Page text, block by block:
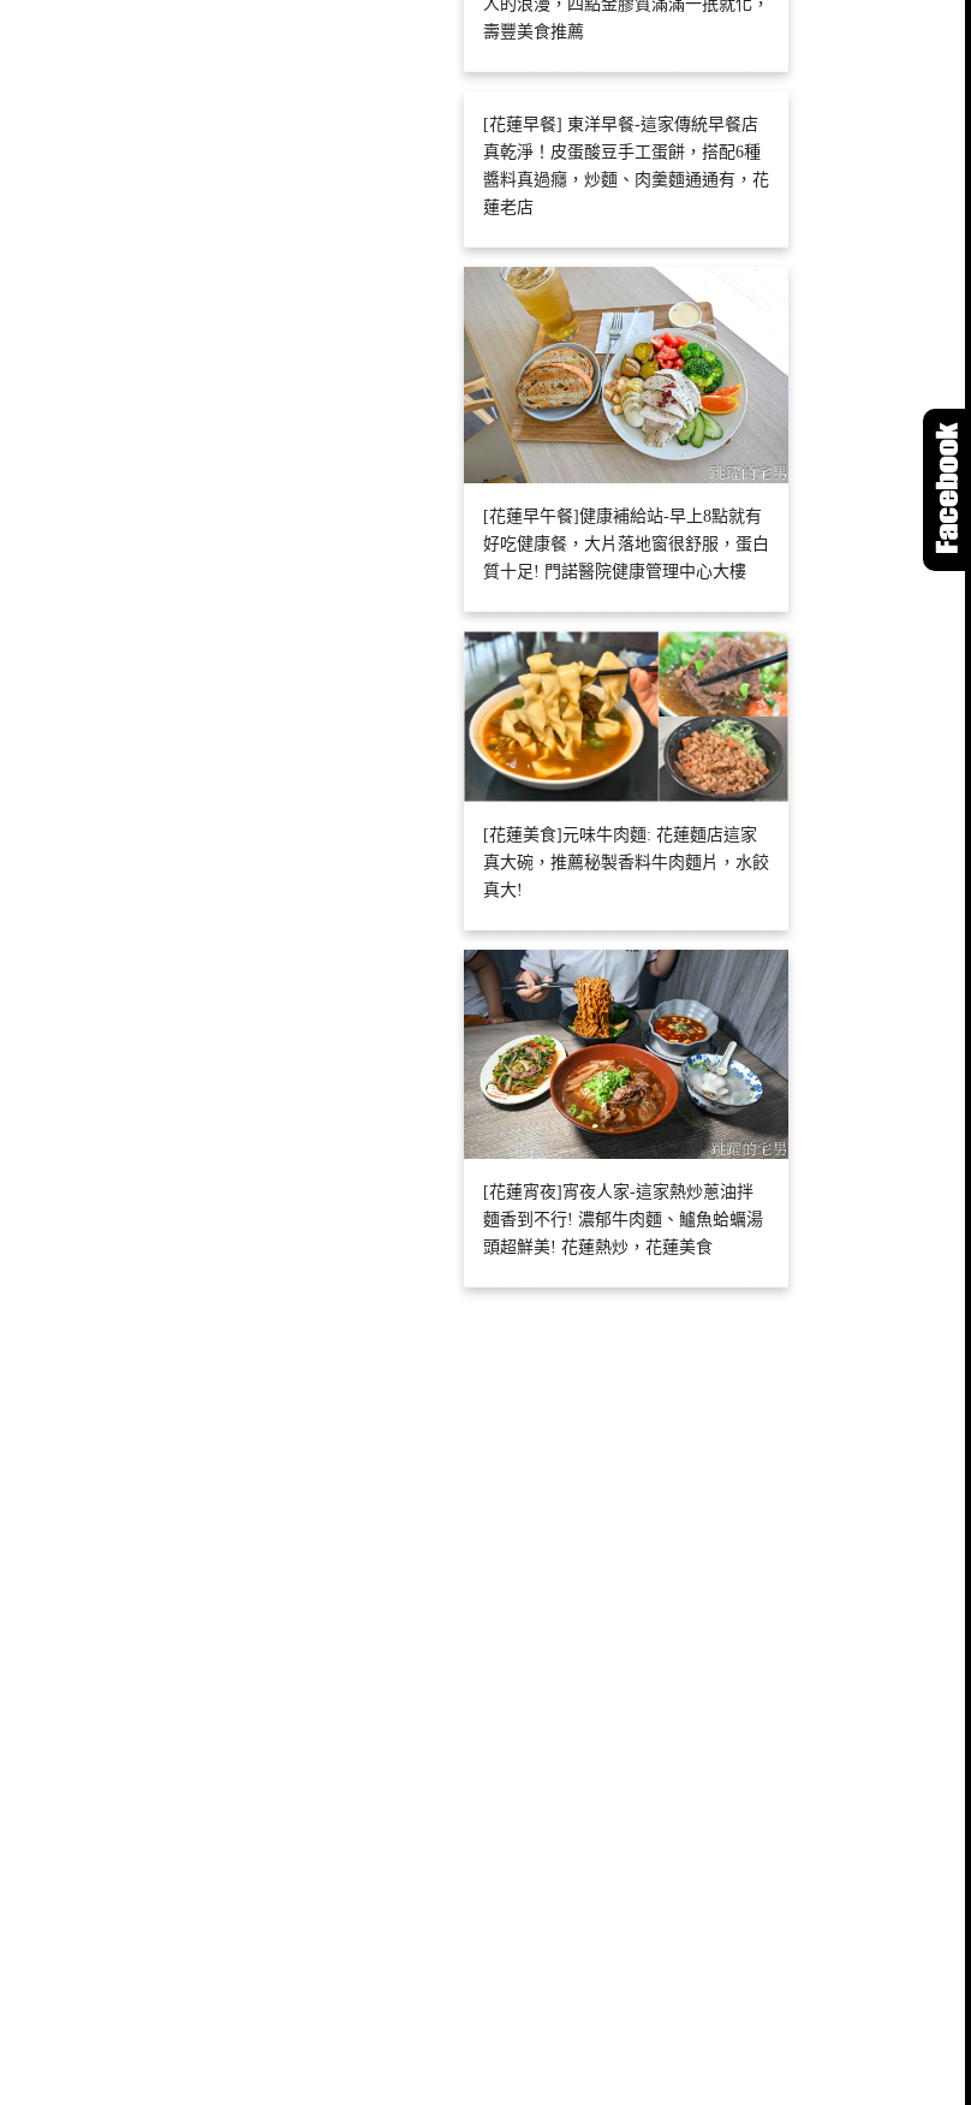
人的浪漫，四點金膠質滿滿一抿就化，
壽豐美食推薦
[花蓮早餐] 東洋早餐-這家傳統早餐店
真乾淨！皮蛋酸豆手工蛋餅，搭配6種
醬料真過癮，炒麵、肉羹麵通通有，花
蓮老店
[花蓮早午餐]健康補給站-早上8點就有
好吃健康餐，大片落地窗很舒服，蛋白
質十足! 門諾醫院健康管理中心大樓
[花蓮美食]元味牛肉麵: 花蓮麵店這家
真大碗，推薦秘製香料牛肉麵片，水餃
真大!
[花蓮宵夜]宵夜人家-這家熱炒蔥油拌
麵香到不行! 濃郁牛肉麵、鱸魚蛤蠣湯
頭超鮮美! 花蓮熱炒，花蓮美食